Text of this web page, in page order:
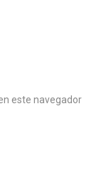
este navegador